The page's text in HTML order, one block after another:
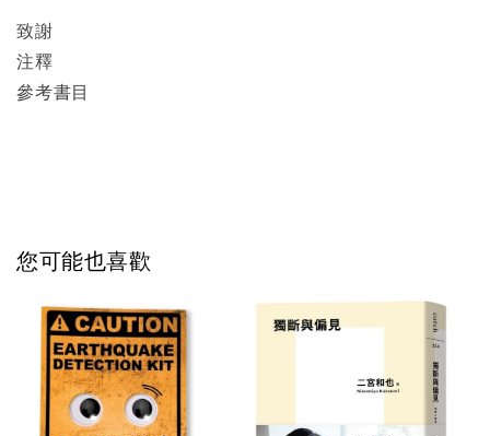
致謝
注釋
參考書目
您可能也喜歡